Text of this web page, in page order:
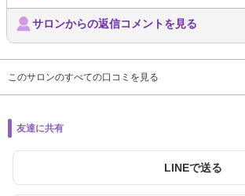
サロンからの返信コメントを見る
このサロンのすべての口コミを見る
友達に共有
LINEで送る